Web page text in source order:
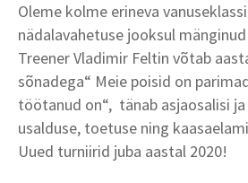
Oleme kolme erineva
nädalavahetuse jooksul
Treener Vladimir Feltin võtab
sõnadega“ Meie poisid on
töötanud on“, tänab asjaosalisi
usalduse, toetuse ning
Uued turniirid juba aastal 2020!